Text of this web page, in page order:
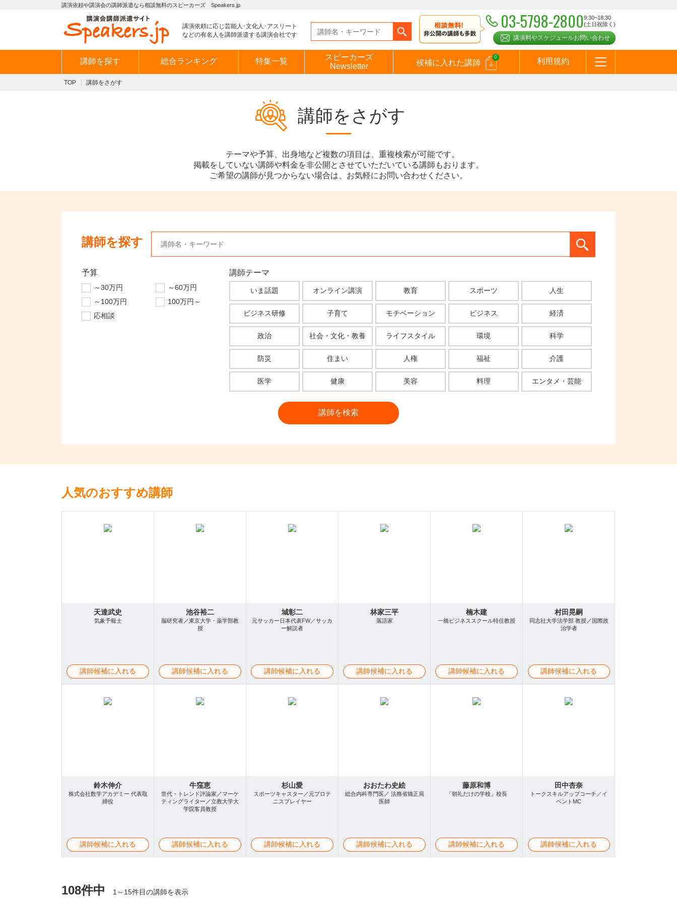
講演依頼や講演会の講師派遣なら相談無料のスピーカーズ Speakers.jp
講演依頼に応じ芸能人･文化人･アスリート
などの有名人を講師派遣する講演会社です
03-5798-28009:30~18:30
(土日祝除く)
講演料やスケジュールお問い合わせ
講師を探す 総合ランキング 特集一覧
スピーカーズ
Newsletter
候補に入れた講師
0
利用規約
TOP 講師をさがす
講師をさがす
テーマや予算、出身地など複数の項目は、重複検索が可能です。
掲載をしていない講師や料金を非公開とさせていただいている講師もおります。
ご希望の講師が見つからない場合は、お気軽にお問い合わせください。
講師を探す
予算
～30万円
～60万円
～100万円
100万円～
応相談
講師テーマ
いま話題 オンライン講演 教育 スポーツ 人生
ビジネス研修 子育て モチベーション ビジネス 経済
政治 社会・文化・教養 ライフスタイル 環境 科学
防災 住まい 人権 福祉 介護
医学 健康 美容 料理 エンタメ・芸能
人気のおすすめ講師
天達武史
気象予報士
講師候補に入れる
池谷裕二
脳研究者／東京大学・薬学部教
授
講師候補に入れる
城彰二
元サッカー日本代表FW／サッカ
ー解説者
講師候補に入れる
林家三平
落語家
講師候補に入れる
楠木建
一橋ビジネススクール特任教授
講師候補に入れる
村田晃嗣
同志社大学法学部 教授／国際政
治学者
講師候補に入れる
鈴木伸介
株式会社数学アカデミー 代表取
締役
講師候補に入れる
牛窪恵
世代・トレンド評論家／マーケ
ティングライター／立教大学大
学院客員教授
講師候補に入れる
杉山愛
スポーツキャスター／元プロテ
ニスプレイヤー
講師候補に入れる
おおたわ史絵
総合内科専門医／ 法務省矯正局
医師
講師候補に入れる
藤原和博
「朝礼だけの学校」校長
講師候補に入れる
田中杏奈
トークスキルアップコーチ／イ
ベントMC
講師候補に入れる
108件中 1～15件目の講師を表示